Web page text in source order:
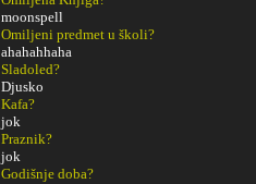
moonspell
Omiljeni predmet u školi?
ahahahhaha
Sladoled?
Djusko
Kafa?
jok
Praznik?
jok
Godišnje doba?